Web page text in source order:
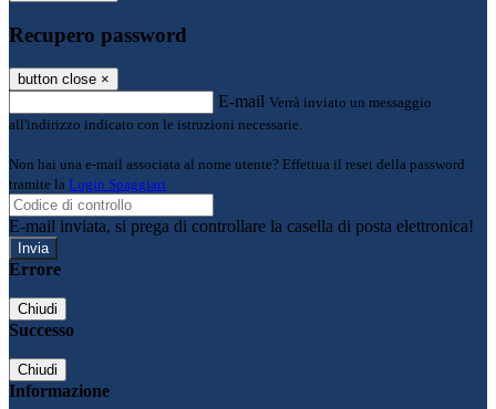
Recupero password
button close ×
E-mail Verrà inviato un messaggio
all'indirizzo indicato con le istruzioni necessarie.
Non hai una e-mail associata al nome utente? Effettua il reset della password
tramite la Login Spaggiari
E-mail inviata, si prega di controllare la casella di posta elettronica!
Errore
Chiudi
Successo
Chiudi
Informazione